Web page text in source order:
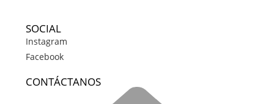
SOCIAL
Instagram
Facebook
CONTÁCTANOS